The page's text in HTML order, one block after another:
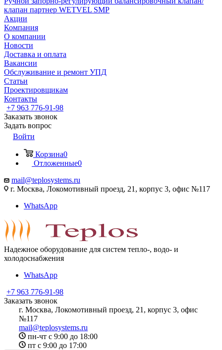
клапан партнер WETVEL SMP
Акции
Компания
О компании
Новости
Доставка и оплата
Вакансии
Обслуживание и ремонт УПД
Статьи
Проектировщикам
Контакты
+7 963 776-91-98
Заказать звонок
Задать вопрос
Войти
Корзина0
Отложенные0
mail@teplosystems.ru
г. Москва, Локомотивный проезд, 21, корпус 3, офис №117
WhatsApp
Надежное оборудование для систем тепло-, водо- и
холодоснабжения
WhatsApp
+7 963 776-91-98
Заказать звонок
г. Москва, Локомотивный проезд, 21, корпус 3, офис
№117
mail@teplosystems.ru
пн-чт с 9:00 до 18:00
пт с 9:00 до 17:00